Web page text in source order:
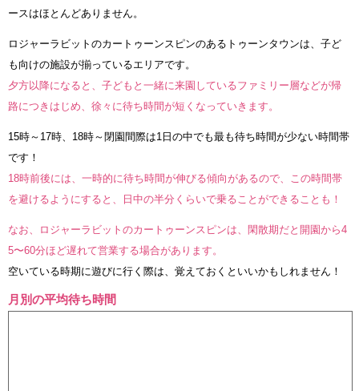
ースはほとんどありません。
ロジャーラビットのカートゥーンスピンのあるトゥーンタウンは、子ど
も向けの施設が揃っているエリアです。
夕方以降になると、子どもと一緒に来園しているファミリー層などが帰
路につきはじめ、徐々に待ち時間が短くなっていきます。
15時～17時、18時～閉園間際は1日の中でも最も待ち時間が少ない時間帯
です！
18時前後には、一時的に待ち時間が伸びる傾向があるので、この時間帯
を避けるようにすると、日中の半分くらいで乗ることができることも！
なお、ロジャーラビットのカートゥーンスピンは、閑散期だと開園から4
5〜60分ほど遅れて営業する場合があります。
空いている時期に遊びに行く際は、覚えておくといいかもしれません！
月別の平均待ち時間